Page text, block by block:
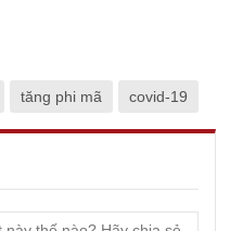
tăng phi mã covid-19